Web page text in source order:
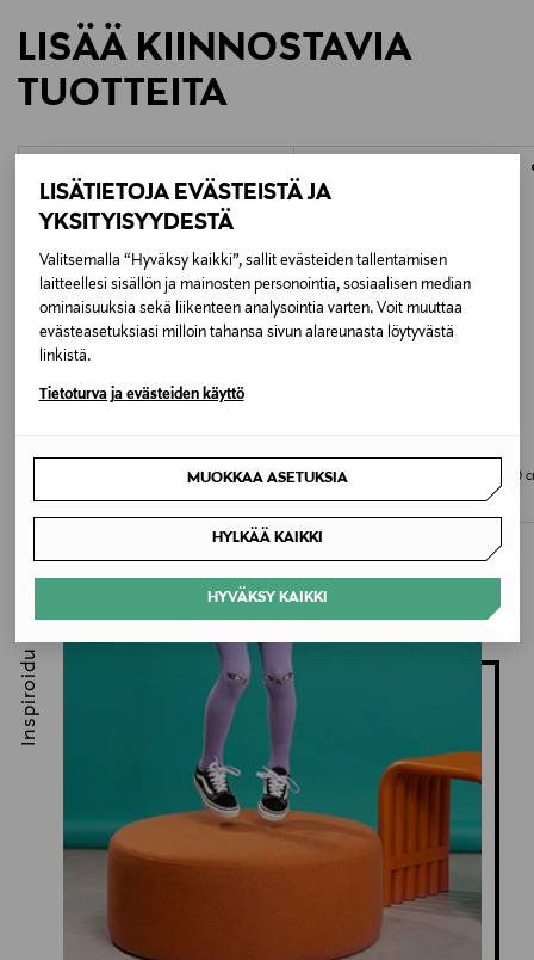
LISÄTIETOJA EVÄSTEISTÄ JA
YKSITYISYYDESTÄ
Valitsemalla “Hyväksy kaikki”, sallit evästeiden tallentamisen
laitteellesi sisällön ja mainosten personointia, sosiaalisen median
ominaisuuksia sekä liikenteen analysointia varten. Voit muuttaa
evästeasetuksiasi milloin tahansa sivun alareunasta löytyvästä
linkistä.
Tietoturva ja evästeiden käyttö
MUOKKAA ASETUKSIA
HYLKÄÄ KAIKKI
HYVÄKSY KAIKKI
LISÄÄ KIINNOSTAVIA
TUOTTEITA
Merino Bunny-kypärämyssy
Original Price
59,90 €
Åsmund Bold-sisustustyyny 50 x 50
Original Price
119,00 €
Inspiroidu